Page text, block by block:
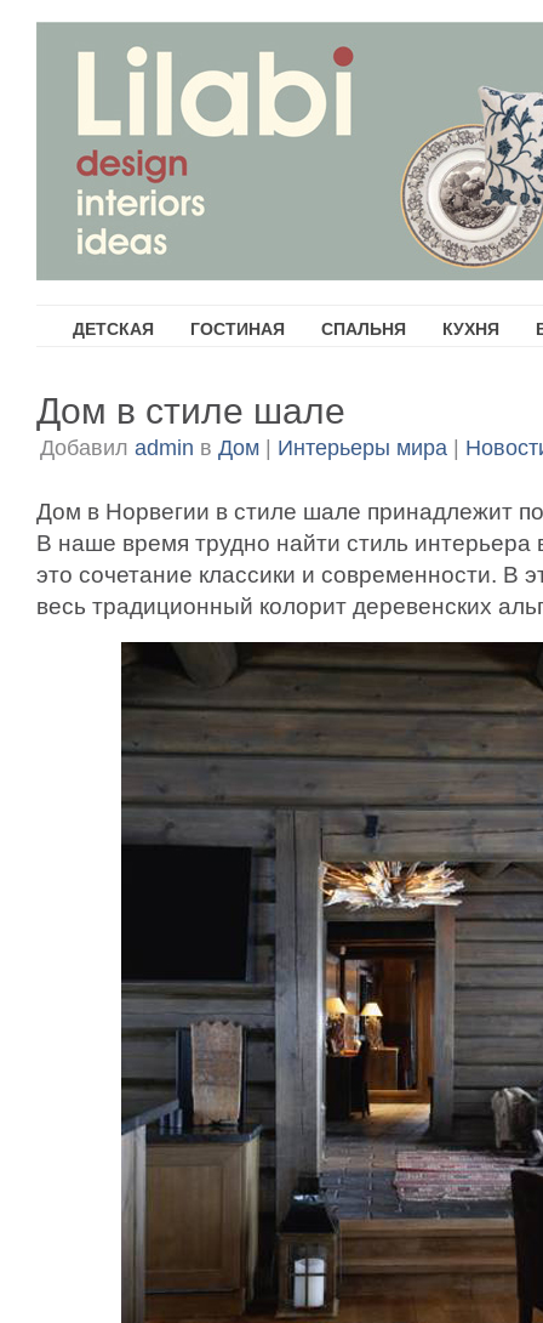
ДЕТСКАЯ ГОСТИНАЯ СПАЛЬНЯ КУХНЯ
Дом в стиле шале
Добавил admin в Дом Интерьеры мира
Дом в Норвегии в стиле шале принадлежит
В наше время трудно найти стиль
это сочетание классики и современности. В
весь традиционный колорит деревенских